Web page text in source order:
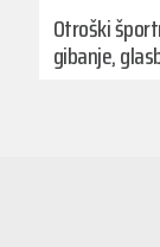
Otroški
gibanje,